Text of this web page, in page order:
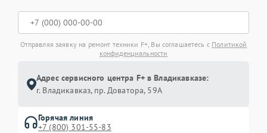
Отправляя заявку на ремонт техники F+, Вы соглашаетесь с Политикой
конфиденциальности
Адрес сервисного центра F+ в Владикавказе:
г. Владикавказ, пр. Доватора, 59А
Горячая линия
+7 (800) 301-55-83